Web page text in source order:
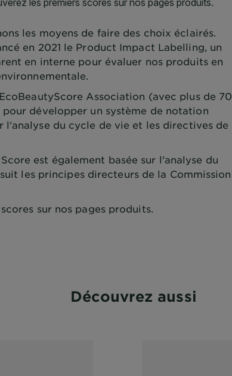
les moyens de faire des choix éclairés.
en 2021 le Product Impact Labelling, un
en interne pour évaluer nos produits en
Association (avec plus de 70
développer un système de notation
l'analyse du cycle de vie et les directives de
est également basée sur l'analyse du
les principes directeurs de la Commission
sur nos pages produits.
Découvrez aussi